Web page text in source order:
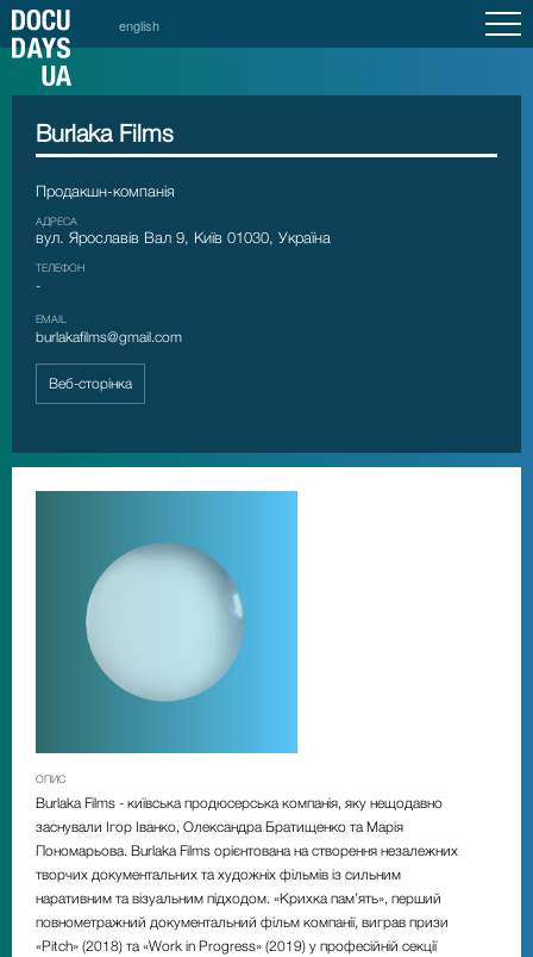
english
Burlaka Films
Продакшн-компанія
АДРЕСА
вул. Ярославів Вал 9, Київ 01030, Україна
ТЕЛЕФОН
-
EMAIL
burlakafilms@gmail.com
Веб-сторінка
ОПИС
Burlaka Films - київська продюсерська компанія, яку нещодавно
заснували Ігор Іванко, Олександра Братищенко та Марія
Пономарьова. Burlaka Films орієнтована на створення незалежних
творчих документальних та художніх фільмів із сильним
наративним та візуальним підходом. «Крихка пам’ять», перший
повнометражний документальний фільм компанії, виграв призи
«Pitch» (2018) та «Work in Progress» (2019) у професійній секції